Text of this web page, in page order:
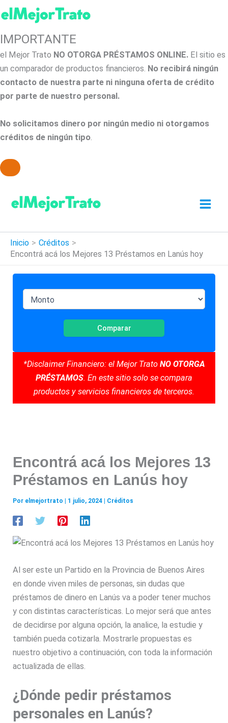
IMPORTANTE
el Mejor Trato NO OTORGA PRÉSTAMOS ONLINE. El sitio es
un comparador de productos financieros. No recibirá ningún
contacto de nuestra parte ni ninguna oferta de crédito
por parte de nuestro personal.
No solicitamos dinero por ningún medio ni otorgamos
créditos de ningún tipo.
contenido
Inicio
Créditos
Encontrá acá los Mejores 13 Préstamos en Lanús hoy
Comparar
*Disclaimer Financiero: el Mejor Trato NO OTORGA
PRÉSTAMOS. En este sitio solo se compara
productos y servicios financieros de terceros.
Encontrá acá los Mejores 13
Préstamos en Lanús hoy
Por elmejortrato 1 julio, 2024 Créditos
Al ser este un Partido en la Provincia de Buenos Aires
en donde viven miles de personas, sin dudas que
préstamos de dinero en Lanús va a poder tener muchos
y con distintas características. Lo mejor será que antes
de decidirse por alguna opción, la analice, la estudie y
también pueda cotizarla. Mostrarle propuestas es
nuestro objetivo a continuación, con toda la información
actualizada de ellas.
¿Dónde pedir préstamos
personales en Lanús?